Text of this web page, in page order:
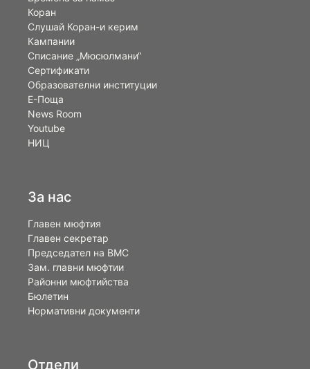
Коран
Слушай Коран-и керим
Кампании
Списание „Мюсюлмани“
Сертификати
Образователни институции
Е-Поща
News Room
Youtube
НИЦ
За нас
Главен мюфтия
Главен секретар
Председател на ВМС
Зам. главни мюфтии
Районни мюфтийства
Бюлетин
Нормативни документи
Отдели